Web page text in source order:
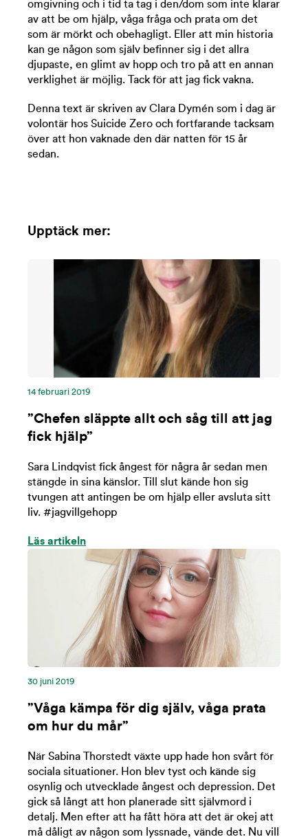
omgivning och i tid ta tag i den/dom som inte klarar
av att be om hjälp, våga fråga och prata om det
som är mörkt och obehagligt. Eller att min historia
kan ge någon som själv befinner sig i det allra
djupaste, en glimt av hopp och tro på att en annan
verklighet är möjlig. Tack för att jag fick vakna.
Denna text är skriven av Clara Dymén som i dag är
volontär hos Suicide Zero och fortfarande tacksam
över att hon vaknade den där natten för 15 år
sedan.
Upptäck mer:
14 februari 2019
”Chefen släppte allt och såg till att jag
fick hjälp”
Sara Lindqvist fick ångest för några år sedan men
stängde in sina känslor. Till slut kände hon sig
tvungen att antingen be om hjälp eller avsluta sitt
liv. #jagvillgehopp
Läs artikeln
30 juni 2019
”Våga kämpa för dig själv, våga prata
om hur du mår”
När Sabina Thorstedt växte upp hade hon svårt för
sociala situationer. Hon blev tyst och kände sig
osynlig och utvecklade ångest och depression. Det
gick så långt att hon planerade sitt självmord i
detalj. Men efter att ha fått höra att det är okej att
må dåligt av någon som lyssnade, vände det. Nu vill